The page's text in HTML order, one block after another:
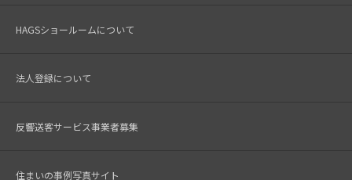
HAGSショールームについて
法人登録について
反響送客サービス事業者募集
住まいの事例写真サイト